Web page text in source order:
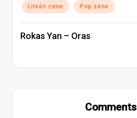
Posted
in
Litván zene Pop zene
Rokas Yan – Oras
Comments